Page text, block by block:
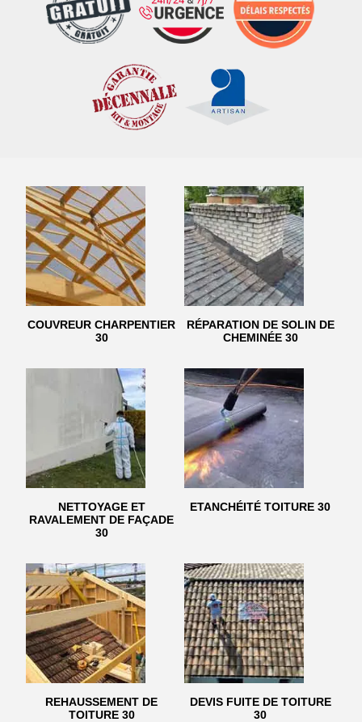
COUVREUR CHARPENTIER
30
RÉPARATION DE SOLIN DE
CHEMINÉE 30
NETTOYAGE ET
RAVALEMENT DE FAÇADE
30
ETANCHÉITÉ TOITURE 30
REHAUSSEMENT DE
TOITURE 30
DEVIS FUITE DE TOITURE
30